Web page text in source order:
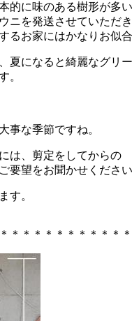
的に味のある樹形が多い
ニを発送させていただき
るお家にはかなりお似合
夏になると綺麗なグリ
。
事な季節ですね。
は、剪定をしてからの
要望をお聞かせくださ
す。
＊＊＊＊＊＊＊＊＊＊＊